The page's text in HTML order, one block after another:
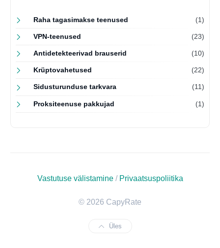
Raha tagasimakse teenused (1)
VPN-teenused (23)
Antidetekteerivad brauserid (10)
Krüptovahetused (22)
Sidusturunduse tarkvara (11)
Proksiteenuse pakkujad (1)
Vastutuse välistamine/ Privaatsuspoliitika
© 2026 CapyRate
Üles